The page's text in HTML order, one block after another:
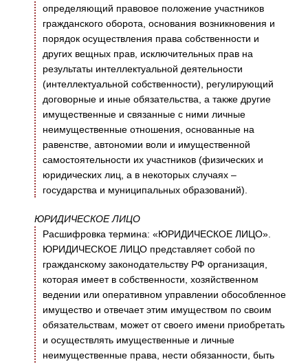
определяющий правовое положение участников
гражданского оборота, основания возникновения и
порядок осуществления права собственности и
других вещных прав, исключительных прав на
результаты интеллектуальной деятельности
(интеллектуальной собственности), регулирующий
договорные и иные обязательства, а также другие
имущественные и связанные с ними личные
неимущественные отношения, основанные на
равенстве, автономии воли и имущественной
самостоятельности их участников (физических и
юридических лиц, а в некоторых случаях –
государства и муниципальных образований).
ЮРИДИЧЕСКОЕ ЛИЦО
Расшифровка термина: «ЮРИДИЧЕСКОЕ ЛИЦО».
ЮРИДИЧЕСКОЕ ЛИЦО представляет собой по
гражданскому законодательству РФ организация,
которая имеет в собственности, хозяйственном
ведении или оперативном управлении обособленное
имущество и отвечает этим имуществом по своим
обязательствам, может от своего имени приобретать
и осуществлять имущественные и личные
неимущественные права, нести обязанности, быть